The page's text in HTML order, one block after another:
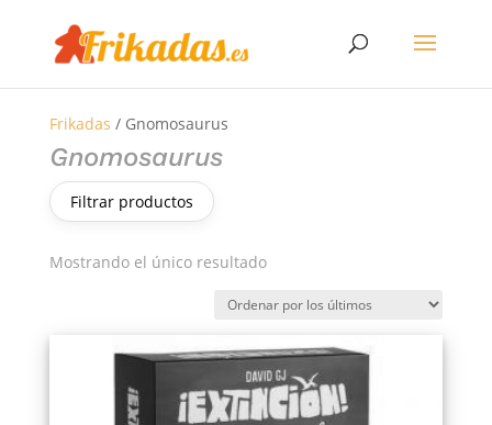
Frikadas / Gnomosaurus
Gnomosaurus
Filtrar productos
Mostrando el único resultado